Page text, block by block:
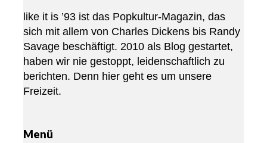
like it is ’93 ist das Popkultur-Magazin, das
sich mit allem von Charles Dickens bis Randy
Savage beschäftigt. 2010 als Blog gestartet,
haben wir nie gestoppt, leidenschaftlich zu
berichten. Denn hier geht es um unsere
Freizeit.
Menü